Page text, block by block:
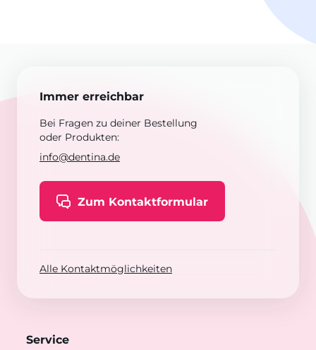
Immer erreichbar
Bei Fragen zu deiner Bestellung
oder Produkten:
info@dentina.de
Zum Kontaktformular
Alle Kontaktmöglichkeiten
Service